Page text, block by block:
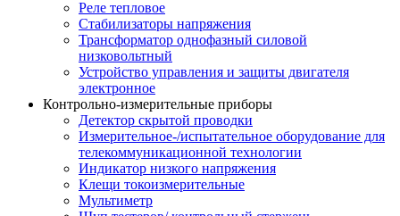
Реле тепловое
Стабилизаторы напряжения
Трансформатор однофазный силовой
низковольтный
Устройство управления и защиты двигателя
электронное
Контрольно-измерительные приборы
Детектор скрытой проводки
Измерительное-/испытательное оборудование для
телекоммуникационной технологии
Индикатор низкого напряжения
Клещи токоизмерительные
Мультиметр